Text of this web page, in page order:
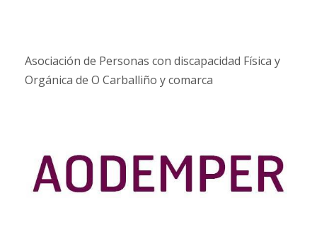
Asociación de Personas con discapacidad Física y
Orgánica de O Carballiño y comarca